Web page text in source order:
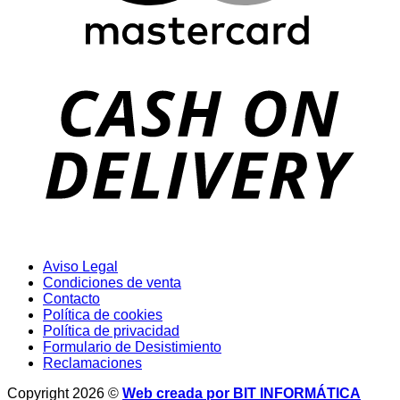
Aviso Legal
Condiciones de venta
Contacto
Política de cookies
Política de privacidad
Formulario de Desistimiento
Reclamaciones
Copyright 2026 © Web creada por BIT INFORMÁTICA